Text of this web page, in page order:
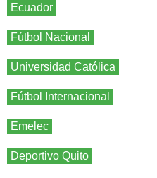
Ecuador
Fútbol Nacional
Universidad Católica
Fútbol Internacional
Emelec
Deportivo Quito